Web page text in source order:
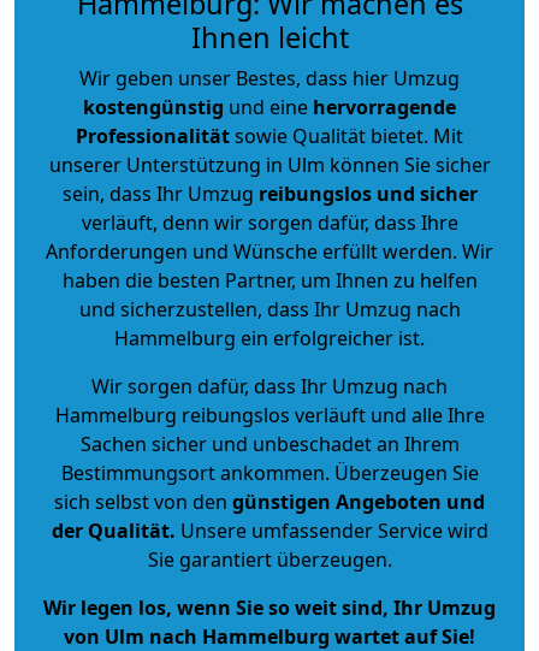
Ihnen leicht
Wir geben unser Bestes, dass hier Umzug
kostengünstig und eine hervorragende
Professionalitätsowie Qualität bietet. Mit
unserer Unterstützung in Ulm können Sie sicher
sein, dass Ihr Umzug reibungslos und sicher
verläuft, denn wir sorgen dafür, dass Ihre
Anforderungen und Wünsche erfüllt werden. Wir
haben die besten Partner, um Ihnen zu helfen
und sicherzustellen, dass Ihr Umzug nach
Hammelburg ein erfolgreicher ist.
Wir sorgen dafür, dass Ihr Umzug nach
Hammelburg reibungslos verläuft und alle Ihre
Sachen sicher und unbeschadet an Ihrem
Bestimmungsort ankommen. Überzeugen Sie
sich selbst von den günstigen Angeboten und
der Qualität. Unsere umfassender Service wird
Sie garantiert überzeugen.
Wir legen los, wenn Sie so weit sind, Ihr Umzug
von Ulm nach Hammelburg wartet auf Sie!